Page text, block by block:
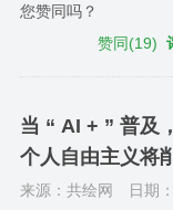
您赞同吗？
赞同(19)
当 “ AI + ” 普及
个人自由主义将
来源：共绘网 日期